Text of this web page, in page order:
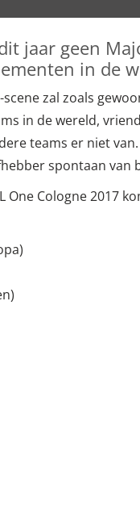
jaar geen
in de
zal zoals
in de wereld,
teams er niet
spontaan van
One Cologne 2017